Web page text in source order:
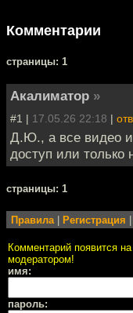
Комментарии
cтраницы: 1
Акалиматор »
#1 | 17.05.26 22:18 |
Д.Ю., а все видео
доступ или только
cтраницы: 1
Правила| Регистрация
Комментарий появится
модератором!
имя:
пароль: